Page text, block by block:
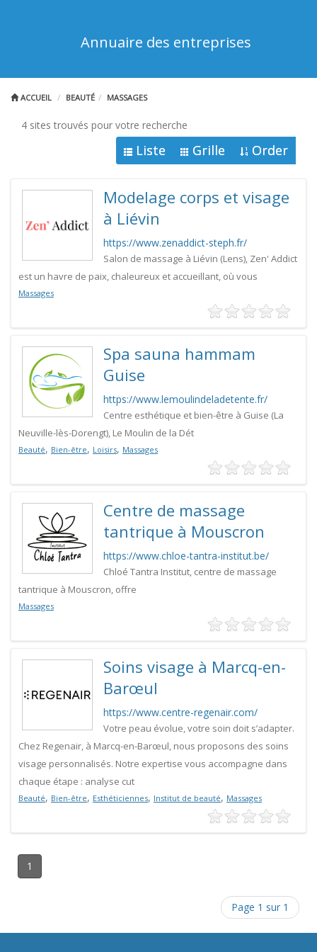
Annuaire des entreprises
ACCUEIL BEAUTÉ MASSAGES
4 sites trouvés pour votre recherche
Liste Grille Order
Modelage corps et visage
à Liévin
https://www.zenaddict-steph.fr/
Salon de massage à Liévin (Lens), Zen' Addict
est un havre de paix, chaleureux et accueillant, où vous
Massages
Spa sauna hammam
Guise
https://www.lemoulindeladetente.fr/
Centre esthétique et bien-être à Guise (La
Neuville-lès-Dorengt), Le Moulin de la Dét
Beauté, Bien-être, Loisirs, Massages
Centre de massage
tantrique à Mouscron
https://www.chloe-tantra-institut.be/
Chloé Tantra Institut, centre de massage
tantrique à Mouscron, offre
Massages
Soins visage à Marcq-en-
Barœul
https://www.centre-regenair.com/
Votre peau évolue, votre soin doit s’adapter.
Chez Regenair, à Marcq-en-Barœul, nous proposons des soins
visage personnalisés. Notre expertise vous accompagne dans
chaque étape : analyse cut
Beauté, Bien-être, Esthéticiennes, Institut de beauté, Massages
1
Page 1 sur 1